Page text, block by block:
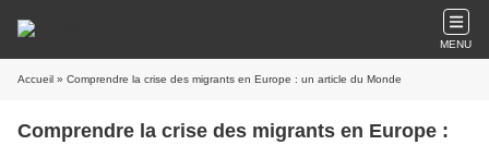
MENU
Accueil » Comprendre la crise des migrants en Europe : un article du Monde
Comprendre la crise des migrants en Europe :